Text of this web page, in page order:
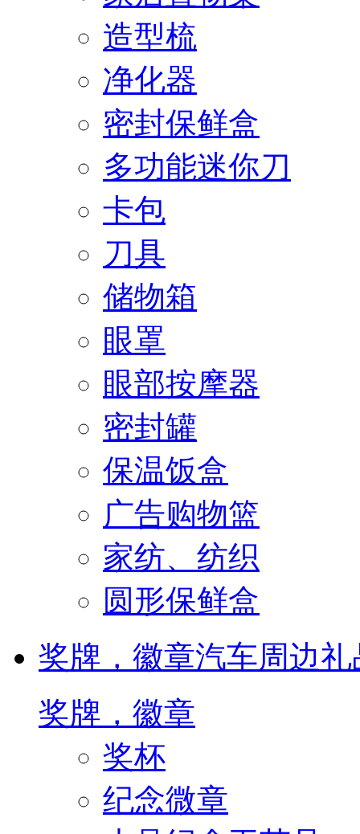
造型梳
净化器
密封保鲜盒
多功能迷你刀
卡包
刀具
储物箱
眼罩
眼部按摩器
密封罐
保温饭盒
广告购物篮
家纺、纺织
圆形保鲜盒
奖牌，徽章汽车周边礼
奖牌，徽章
奖杯
纪念微章